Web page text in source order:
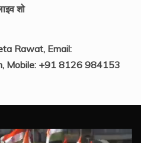
शो
Rawat, Email:
Mobile: +91 8126 984153